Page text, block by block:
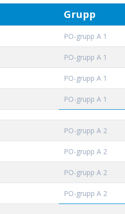
Grupp
PO-grupp A 1
PO-grupp A 1
PO-grupp A 1
PO-grupp A 1
PO-grupp A 2
PO-grupp A 2
PO-grupp A 2
PO-grupp A 2